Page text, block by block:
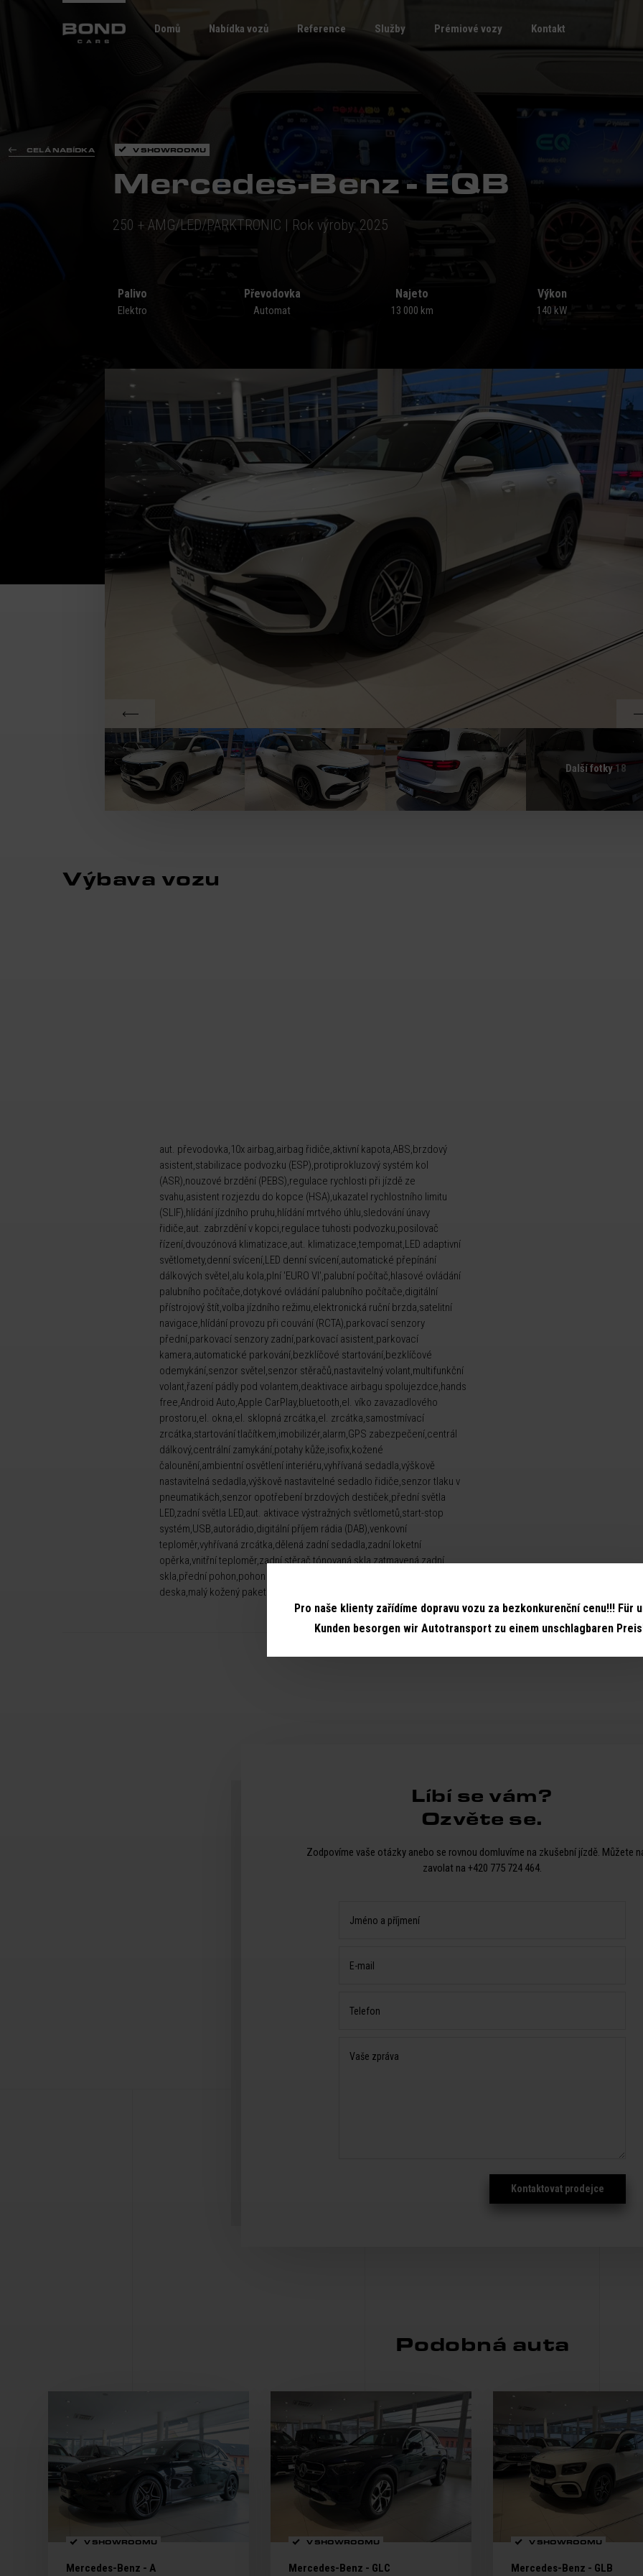
Pro naše klienty zařídíme dopravu vozu za bezkonkurenční cenu!!! Für
Kunden besorgen wir Autotransport zu einem unschlagbaren
Domů Nabídka vozů Reference Služby Prémiové vozy Kontakt
CELÁ NABÍDKA V SHOWROOMU
Mercedes-Benz - EQB
250 + AMG/LED/PARKTRONIC | Rok výroby: 2025
Palivo
Elektro
Převodovka
Automat
Najeto
13 000 km
Výkon
140 kW
Další fotky 18
Výbava vozu
aut. převodovka,10x airbag,airbag řidiče,aktivní kapota,ABS,brzdový
asistent,stabilizace podvozku (ESP),protiprokluzový systém kol
(ASR),nouzové brzdění (PEBS),regulace rychlosti při jízdě ze
svahu,asistent rozjezdu do kopce (HSA),ukazatel rychlostního limitu
(SLIF),hlídání jízdního pruhu,hlídání mrtvého úhlu,sledování únavy
řidiče,aut. zabrzdění v kopci,regulace tuhosti podvozku,posilovač
řízení,dvouzónová klimatizace,aut. klimatizace,tempomat,LED adaptivní
světlomety,denní svícení,LED denní svícení,automatické přepínání
dálkových světel,alu kola,plní 'EURO VI',palubní počítač,hlasové ovládání
palubního počítače,dotykové ovládání palubního počítače,digitální
přístrojový štít,volba jízdního režimu,elektronická ruční brzda,satelitní
navigace,hlídání provozu při couvání (RCTA),parkovací senzory
přední,parkovací senzory zadní,parkovací asistent,parkovací
kamera,automatické parkování,bezklíčové startování,bezklíčové
odemykání,senzor světel,senzor stěračů,nastavitelný volant,multifunkční
volant,řazení pádly pod volantem,deaktivace airbagu spolujezdce,hands
free,Android Auto,Apple CarPlay,bluetooth,el. víko zavazadlového
prostoru,el. okna,el. sklopná zrcátka,el. zrcátka,samostmívací
zrcátka,startování tlačítkem,imobilizér,alarm,GPS zabezpečení,centrál
dálkový,centrální zamykání,potahy kůže,isofix,kožené
čalounění,ambientní osvětlení interiéru,vyhřívaná sedadla,výškově
nastavitelná sedadla,výškově nastavitelné sedadlo řidiče,senzor tlaku v
pneumatikách,senzor opotřebení brzdových destiček,přední světla
LED,zadní světla LED,aut. aktivace výstražných světlometů,start-stop
systém,USB,autorádio,digitální příjem rádia (DAB),venkovní
teploměr,vyhřívaná zrcátka,dělená zadní sedadla,zadní loketní
opěrka,vnitřní teploměr,zadní stěrač,tónovaná skla,zatmavená zadní
skla,přední pohon,pohon 4x2,el. startér,záruka,digitální přístrojová
deska,malý kožený paket
Líbí se vám?
Ozvěte se.
Zodpovíme vaše otázky anebo se rovnou domluvíme na zkušební jízdě. Můžete
zavolat na +420 775 724 464.
Jméno a příjmení
E-mail
Telefon
Vaše zpráva
Podobná auta
V SHOWROOMU
Mercedes-Benz - A
V SHOWROOMU
Mercedes-Benz - GLC
V SHOWROOMU
Mercedes-Benz - GLB